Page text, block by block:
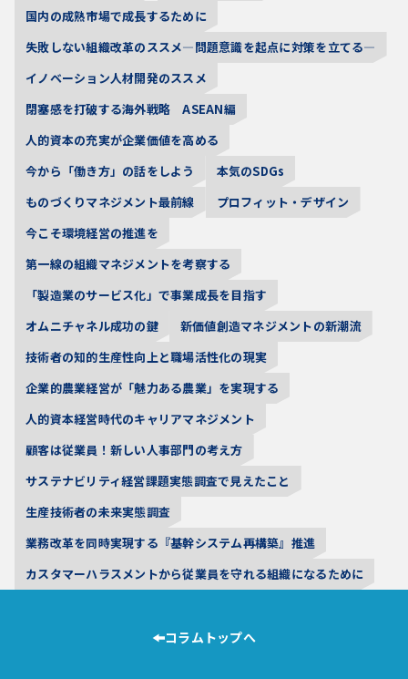
国内の成熟市場で成長するために
失敗しない組織改革のススメ―問題意識を起点に対策を立てる―
イノベーション人材開発のススメ
閉塞感を打破する海外戦略 ASEAN編
人的資本の充実が企業価値を高める
今から「働き方」の話をしよう
本気のSDGs
ものづくりマネジメント最前線
プロフィット・デザイン
今こそ環境経営の推進を
第一線の組織マネジメントを考察する
「製造業のサービス化」で事業成長を目指す
オムニチャネル成功の鍵
新価値創造マネジメントの新潮流
技術者の知的生産性向上と職場活性化の現実
企業的農業経営が「魅力ある農業」を実現する
人的資本経営時代のキャリアマネジメント
顧客は従業員！新しい人事部門の考え方
サステナビリティ経営課題実態調査で見えたこと
生産技術者の未来実態調査
業務改革を同時実現する『基幹システム再構築』推進
カスタマーハラスメントから従業員を守れる組織になるために
コラムトップへ